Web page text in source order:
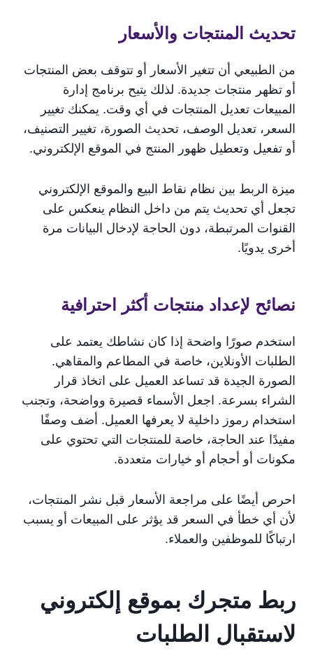
تحديث المنتجات والأسعار
من الطبيعي أن تتغير الأسعار أو تتوقف بعض المنتجات
أو تظهر منتجات جديدة. لذلك يتيح برنامج إدارة
المبيعات تعديل المنتجات في أي وقت. يمكنك تغيير
السعر، تعديل الوصف، تحديث الصورة، تغيير التصنيف،
أو تفعيل وتعطيل ظهور المنتج في الموقع الإلكتروني.
ميزة الربط بين نظام نقاط البيع والموقع الإلكتروني
تجعل أي تحديث يتم من داخل النظام ينعكس على
القنوات المرتبطة، دون الحاجة لإدخال البيانات مرة
أخرى يدويًا.
نصائح لإعداد منتجات أكثر احترافية
استخدم صورًا واضحة إذا كان نشاطك يعتمد على
الطلبات الأونلاين، خاصة في المطاعم والمقاهي.
الصورة الجيدة قد تساعد العميل على اتخاذ قرار
الشراء بسرعة. اجعل الأسماء قصيرة وواضحة، وتجنب
استخدام رموز داخلية لا يعرفها العميل. أضف وصفًا
مفيدًا عند الحاجة، خاصة للمنتجات التي تحتوي على
مكونات أو أحجام أو خيارات متعددة.
احرص أيضًا على مراجعة الأسعار قبل نشر المنتجات،
لأن أي خطأ في السعر قد يؤثر على المبيعات أو يسبب
ارتباكًا للموظفين والعملاء.
ربط متجرك بموقع إلكتروني
لاستقبال الطلبات